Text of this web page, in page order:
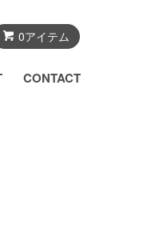
0アイテム
CONTACT